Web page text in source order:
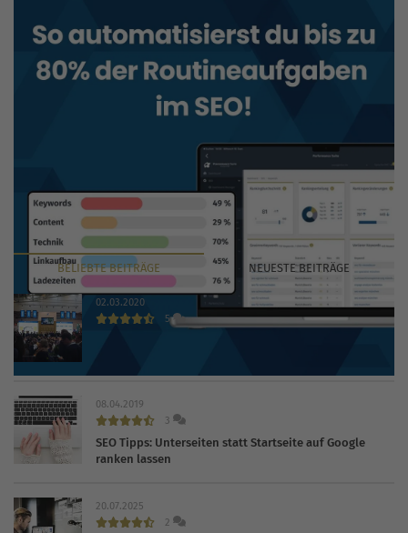
BELIEBTEBEITRÄGE NEUESTEBEITRÄGE
02.03.2020
5
08.04.2019
3
SEO Tipps: Unterseiten statt Startseite auf Google
ranken lassen
20.07.2025
2